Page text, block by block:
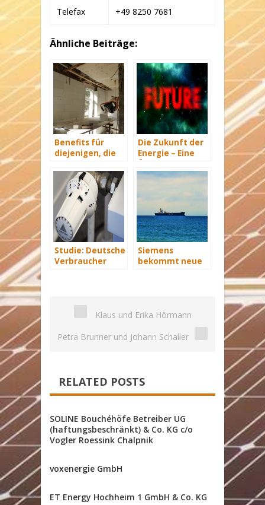
Telefax +49 8250 7681
Ähnliche Beiträge:
Benefits für
diejenigen, die
sanieren
Die Zukunft der
Energie – Eine
Studie: Deutsche
Verbraucher
Siemens
bekommt neue
Klaus und Erika Hörmann
Petra Brunner und Johann Schaller
RELATED POSTS
SOLINE Bouchéhöfe Betreiber UG
(haftungsbeschränkt) & Co. KG c/o
Vogler Roessink Chalpnik
voxenergie GmbH
ET Energy Hochheim 1 GmbH & Co. KG